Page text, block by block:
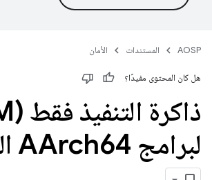
AOSP المستندات الأمان
هل كان المحتوى مفيدًا؟
لبرامج AArch64 الثنائية